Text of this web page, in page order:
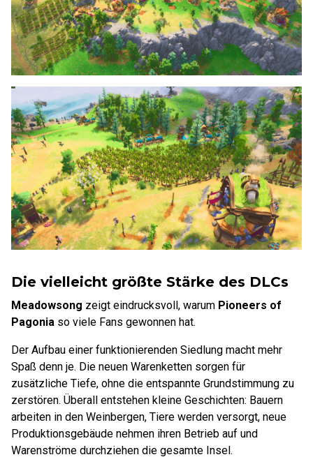
Die vielleicht größte Stärke des DLCs
Meadowsong zeigt eindrucksvoll, warum Pioneers of
Pagonia so viele Fans gewonnen hat.
Der Aufbau einer funktionierenden Siedlung macht mehr
Spaß denn je. Die neuen Warenketten sorgen für
zusätzliche Tiefe, ohne die entspannte Grundstimmung zu
zerstören. Überall entstehen kleine Geschichten: Bauern
arbeiten in den Weinbergen, Tiere werden versorgt, neue
Produktionsgebäude nehmen ihren Betrieb auf und
Warenströme durchziehen die gesamte Insel.